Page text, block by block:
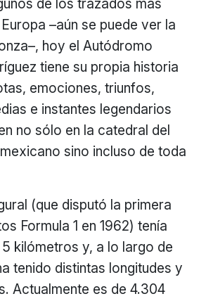
de los trazados más
–aún se puede ver la
hoy el Autódromo
tiene su propia historia
emociones, triunfos,
e instantes legendarios
no sólo en la catedral del
sino incluso de toda
(que disputó la primera
Formula 1 en 1962) tenía
kilómetros y, a lo largo de
tenido distintas longitudes y
Actualmente es de 4.304